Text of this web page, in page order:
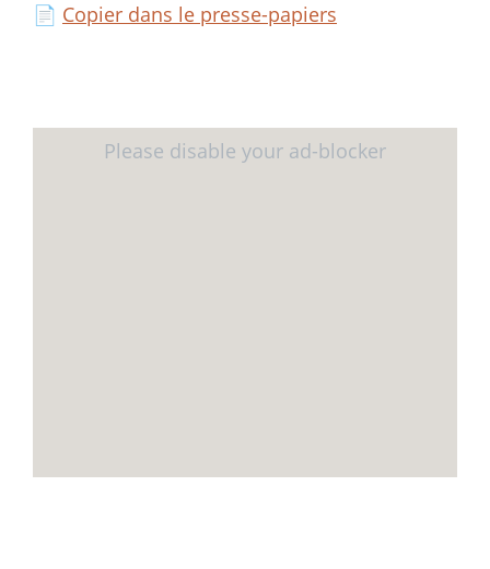
📄 Copier dans le presse-papiers